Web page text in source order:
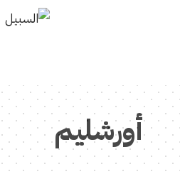
أورشليم